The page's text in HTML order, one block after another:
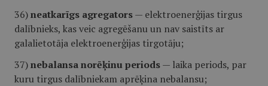
36)neatkarīgs agregators— elektroenerģijas tirgus
dalībnieks, kas veic agregēšanu un nav saistīts ar
galalietotāja elektroenerģijas tirgotāju;
37)nebalansa norēķinu periods— laika periods, par
kuru tirgus dalībniekam aprēķina nebalansu;